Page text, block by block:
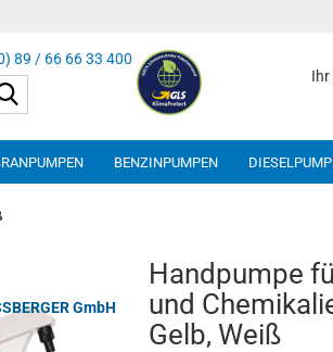
Ihr
BENZINPUMPEN
GmbH
Hand­pum­pe
und
Gelb, Weiß